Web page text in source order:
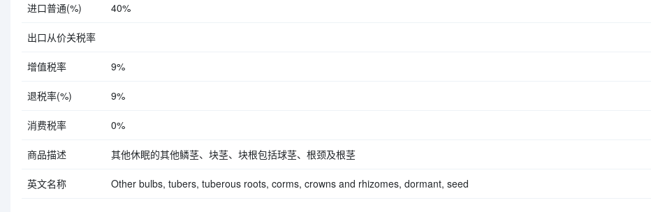
进口普通(%) 40%
出口从价关税率
增值税率 9%
退税率(%) 9%
消费税率 0%
商品描述 其他休眠的其他鳞茎、块茎、块根包括球茎、根颈及根茎
英文名称 Other bulbs, tubers, tuberous roots, corms, crowns and rhizomes, dormant, seed